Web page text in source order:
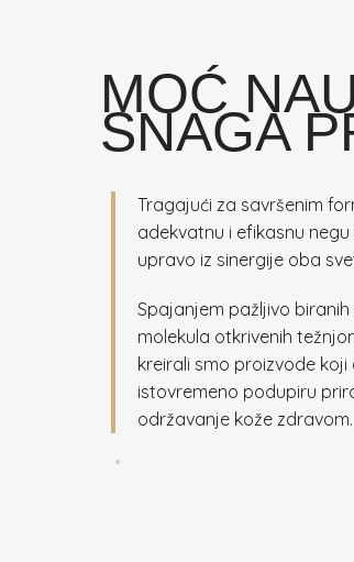
MOĆ
SNAGA
Tragajući za savršenim
adekvatnu i efikasnu
upravo iz sinergije oba
Spajanjem pažljivo
molekula otkrivenih
kreirali smo proizvode
istovremeno podupiru
održavanje kože zdravom.